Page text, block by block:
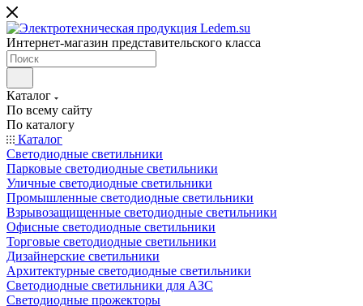
Интернет-магазин представительского класса
Каталог
По всему сайту
По каталогу
Каталог
Светодиодные светильники
Парковые светодиодные светильники
Уличные светодиодные светильники
Промышленные светодиодные светильники
Взрывозащищенные светодиодные светильники
Офисные светодиодные светильники
Торговые светодиодные светильники
Дизайнерские светильники
Архитектурные светодиодные светильники
Светодиодные светильники для АЗС
Светодиодные прожекторы